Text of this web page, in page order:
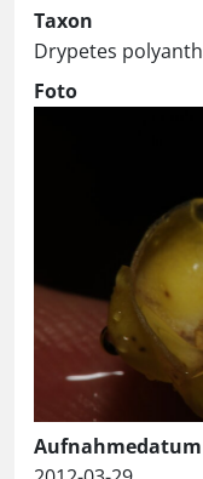
Taxon
Drypetes
Foto
Aufnahmedatum